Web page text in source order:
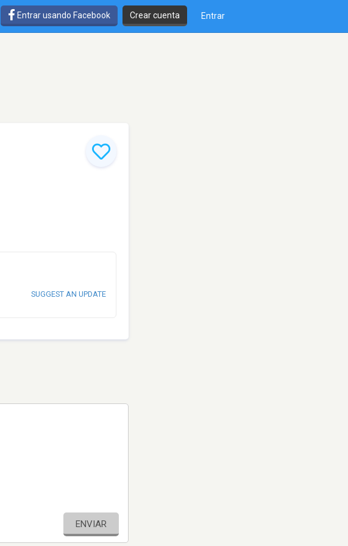
Entrar usando Facebook Crear cuenta Entrar
SUGGEST AN UPDATE
ENVIAR